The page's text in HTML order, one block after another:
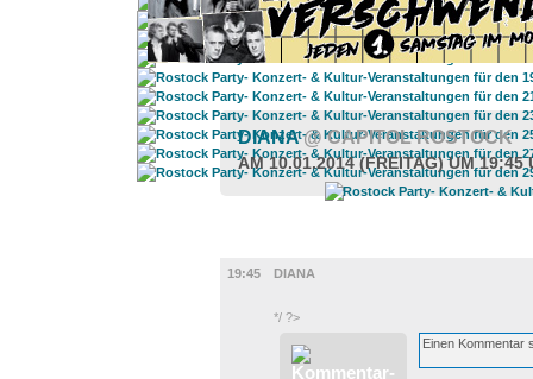
DIANA@ CAPITOL ROSTOCK
AM 10.01.2014 (FREITAG) UM 19:45
19:45
DIANA
*/ ?>